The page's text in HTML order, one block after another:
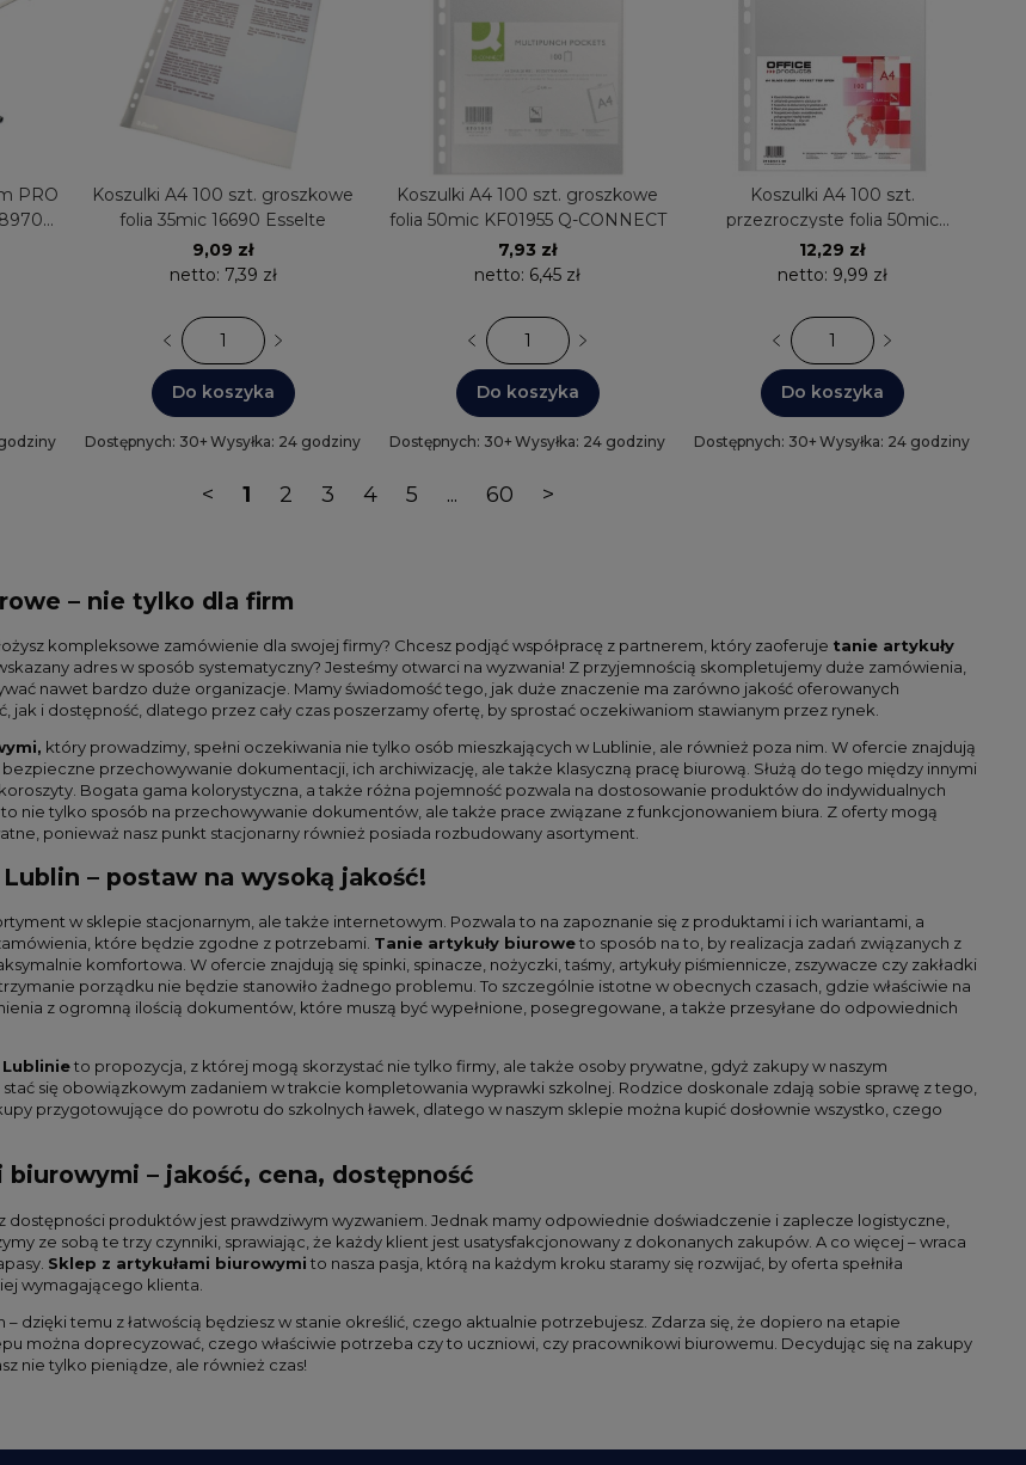
PRO
Koszulki A4 100 szt. groszkowe
folia 35mic 16690 Esselte
9,09 zł
netto: 7,39 zł
Do koszyka
Dostępnych: 30+ Wysyłka: 24 godziny
Koszulki A4 100 szt. groszkowe
folia 50mic KF01955 Q-CONNECT
7,93 zł
netto: 6,45 zł
Do koszyka
Dostępnych: 30+ Wysyłka: 24 godziny
Koszulki A4 100 szt.
przezroczyste folia 50mic
21142415-90 OFFICE PRODUCTS
12,29 zł
netto: 9,99 zł
Do koszyka
Dostępnych: 30+ Wysyłka: 24 godziny
< 1 2 3 4 5 ... 60 >
– nie tylko dla firm
kompleksowe zamówienie dla swojej firmy? Chcesz podjąć współpracę z partnerem, który zaoferuje tanie artykuły
adres w sposób systematyczny? Jesteśmy otwarci na wyzwania! Z przyjemnością skompletujemy duże zamówienia,
nawet bardzo duże organizacje. Mamy świadomość tego, jak duże znaczenie ma zarówno jakość oferowanych
jak i dostępność, dlatego przez cały czas poszerzamy ofertę, by sprostać oczekiwaniom stawianym przez rynek.
który prowadzimy, spełni oczekiwania nie tylko osób mieszkających w Lublinie, ale również poza nim. W ofercie znajdują
przechowywanie dokumentacji, ich archiwizację, ale także klasyczną pracę biurową. Służą do tego między innymi
Bogata gama kolorystyczna, a także różna pojemność pozwala na dostosowanie produktów do indywidualnych
to nie tylko sposób na przechowywanie dokumentów, ale także prace związane z funkcjonowaniem biura. Z oferty mogą
ponieważ nasz punkt stacjonarny również posiada rozbudowany asortyment.
– postaw na wysoką jakość!
w sklepie stacjonarnym, ale także internetowym. Pozwala to na zapoznanie się z produktami i ich wariantami, a
które będzie zgodne z potrzebami. Tanie artykuły biuroweto sposób na to, by realizacja zadań związanych z
komfortowa. W ofercie znajdują się spinki, spinacze, nożyczki, taśmy, artykuły piśmiennicze, zszywacze czy zakładki
porządku nie będzie stanowiło żadnego problemu. To szczególnie istotne w obecnych czasach, gdzie właściwie na
z ogromną ilością dokumentów, które muszą być wypełnione, posegregowane, a także przesyłane do odpowiednich
to propozycja, z której mogą skorzystać nie tylko firmy, ale także osoby prywatne, gdyż zakupy w naszym
się obowiązkowym zadaniem w trakcie kompletowania wyprawki szkolnej. Rodzice doskonale zdają sobie sprawę z tego,
przygotowujące do powrotu do szkolnych ławek, dlatego w naszym sklepie można kupić dosłownie wszystko, czego
biurowymi – jakość, cena, dostępność
dostępności produktów jest prawdziwym wyzwaniem. Jednak mamy odpowiednie doświadczenie i zaplecze logistyczne,
ze sobą te trzy czynniki, sprawiając, że każdy klient jest usatysfakcjonowany z dokonanych zakupów. A co więcej – wraca
Sklep z artykułami biurowymi to nasza pasja, którą na każdym kroku staramy się rozwijać, by oferta spełniła
wymagającego klienta.
– dzięki temu z łatwością będziesz w stanie określić, czego aktualnie potrzebujesz. Zdarza się, że dopiero na etapie
można doprecyzować, czego właściwie potrzeba czy to uczniowi, czy pracownikowi biurowemu. Decydując się na zakupy
nie tylko pieniądze, ale również czas!